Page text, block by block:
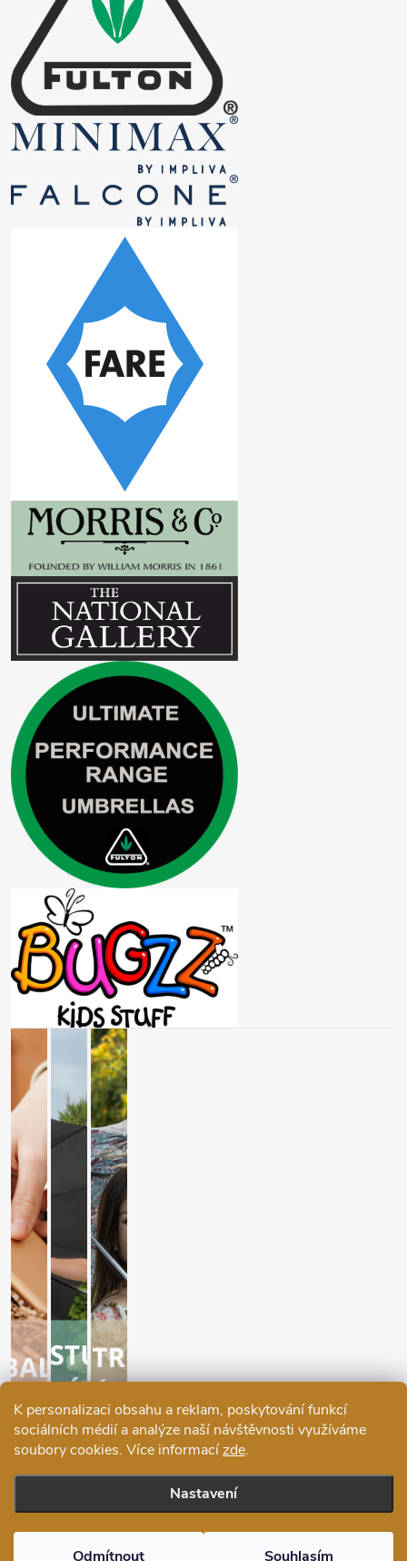
K personalizaci obsahu a reklam, poskytování funkcí
sociálních médií a analýze naší návštěvnosti využíváme
soubory cookies. Více informacízde.
Nastavení
Odmítnout Souhlasím
Copyright 2026Ráj deštníků. Všechna práva vyhrazena.Upravit
nastavení cookies